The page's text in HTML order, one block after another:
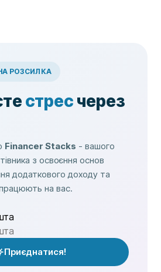
РОЗСИЛКА
стрес через
Financer Stacks - вашого
з освоєння основ
додаткового доходу та
на вас.
Приєднатися!